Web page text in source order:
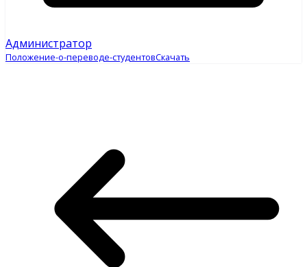
Администратор
Положение-о-переводе-студентовСкачать